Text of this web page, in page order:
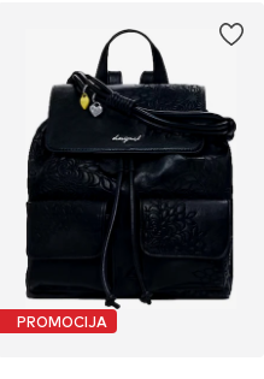
PROMOCIJA